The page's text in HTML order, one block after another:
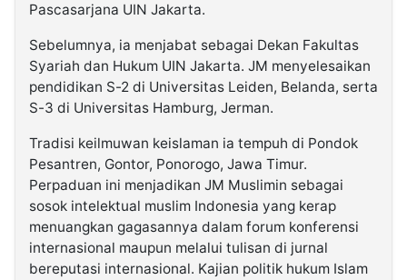
Pascasarjana UIN Jakarta.
Sebelumnya, ia menjabat sebagai Dekan Fakultas
Syariah dan Hukum UIN Jakarta. JM menyelesaikan
pendidikan S-2 di Universitas Leiden, Belanda, serta
S-3 di Universitas Hamburg, Jerman.
Tradisi keilmuwan keislaman ia tempuh di Pondok
Pesantren, Gontor, Ponorogo, Jawa Timur.
Perpaduan ini menjadikan JM Muslimin sebagai
sosok intelektual muslim Indonesia yang kerap
menuangkan gagasannya dalam forum konferensi
internasional maupun melalui tulisan di jurnal
bereputasi internasional. Kajian politik hukum Islam